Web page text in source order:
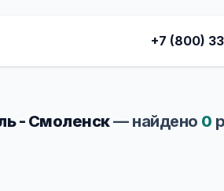
+7 (800)
- Смоленск— найдено 0